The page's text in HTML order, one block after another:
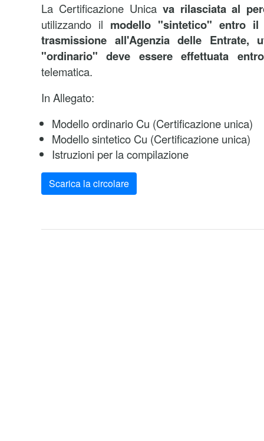
La Certificazione Unicava rilasciata al
utilizzando il modello "sintetico" entro il
trasmissione all'Agenzia delle Entrate,
"ordinario" deve essere effettuata
telematica.
In Allegato:
Modello ordinario Cu (Certificazione unica)
Modello sintetico Cu (Certificazione unica)
Istruzioni per la compilazione
Scarica la circolare